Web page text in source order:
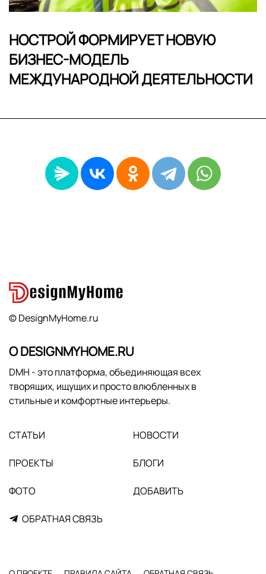
НОСТРОЙ ФОРМИРУЕТ НОВУЮ
БИЗНЕС-МОДЕЛЬ
МЕЖДУНАРОДНОЙ ДЕЯТЕЛЬНОСТИ
© DesignMyHome.ru
О DESIGNMYHOME.RU
DMH - это платформа, объединяющая всех
творящих, ищущих и просто влюбленных в
стильные и комфортные интерьеры.
СТАТЬИ НОВОСТИ
ПРОЕКТЫ БЛОГИ
ФОТО ДОБАВИТЬ
ОБРАТНАЯ СВЯЗЬ